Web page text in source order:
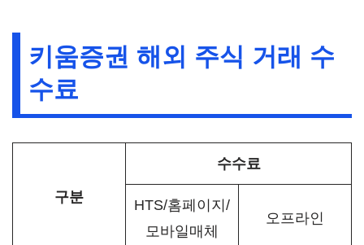
키움증권 해외 주식 거래 수
수료
구분
수수료
HTS/홈페이지/
모바일매체
오프라인